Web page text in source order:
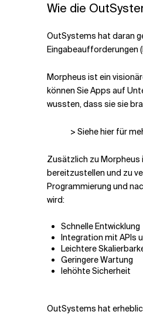
Wie die
OutSystems hat daran
Eingabeaufforderungen
Morpheus ist ein
können Sie Apps auf
wussten, dass sie sie
> Siehe hier für
Zusätzlich zu Morpheus
bereitzustellen und zu
Programmierung und
wird:
Schnelle Entwicklung
Integration mit APIs
Leichtere
Geringere Wartung
Iehöhte Sicherheit
OutSystems hat